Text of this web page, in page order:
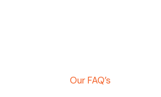
Our FAQ’s